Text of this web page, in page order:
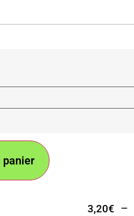
panier
3,20€ –